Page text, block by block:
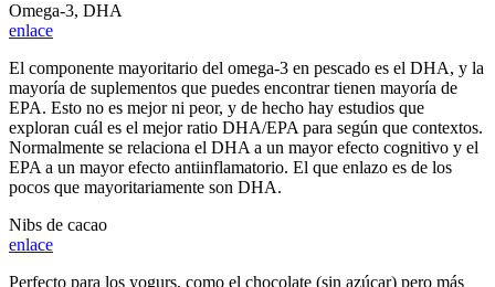
Omega-3, DHA
enlace
El componente mayoritario del omega-3 en pescado es el DHA, y la
mayoría de suplementos que puedes encontrar tienen mayoría de
EPA. Esto no es mejor ni peor, y de hecho hay estudios que
exploran cuál es el mejor ratio DHA/EPA para según que contextos.
Normalmente se relaciona el DHA a un mayor efecto cognitivo y el
EPA a un mayor efecto antiinflamatorio. El que enlazo es de los
pocos que mayoritariamente son DHA.
Nibs de cacao
enlace
Perfecto para los yogurs, como el chocolate (sin azúcar) pero más